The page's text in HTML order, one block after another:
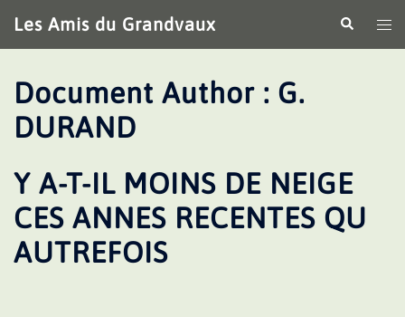
au
contenu
Les Amis du Grandvaux
le
Document Author : G.
DURAND
Y A-T-IL MOINS DE NEIGE
CES ANNES RECENTES QU
AUTREFOIS